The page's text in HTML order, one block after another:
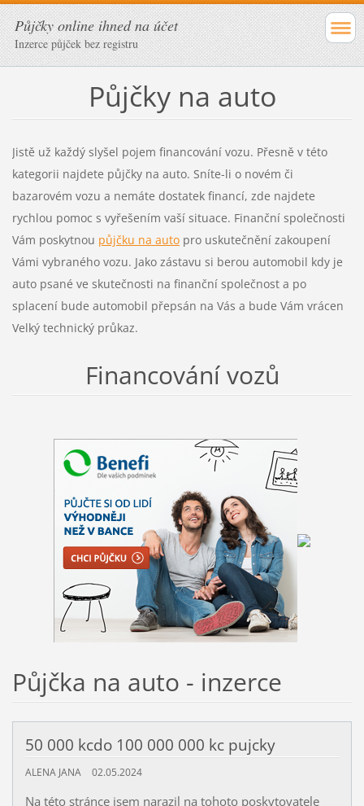
Půjčky online ihned na účet
Inzerce půjček bez registru
Půjčky na auto
Jistě už každý slyšel pojem financování vozu. Přesně v této
kategorii najdete půjčky na auto. Sníte-li o novém či
bazarovém vozu a nemáte dostatek financí, zde najdete
rychlou pomoc s vyřešením vaší situace. Finanční společnosti
Vám poskytnou půjčku na autopro uskutečnění zakoupení
Vámi vybraného vozu. Jako zástavu si berou automobil kdy je
auto psané ve skutečnosti na finanční společnost a po
splacení bude automobil přepsán na Vás a bude Vám vrácen
Velký technický průkaz.
Financování vozů
Půjčka na auto - inzerce
50 000 kcdo 100 000 000 kc pujcky
ALENA JANA 02.05.2024
Na této stránce jsem narazil na tohoto poskytovatele